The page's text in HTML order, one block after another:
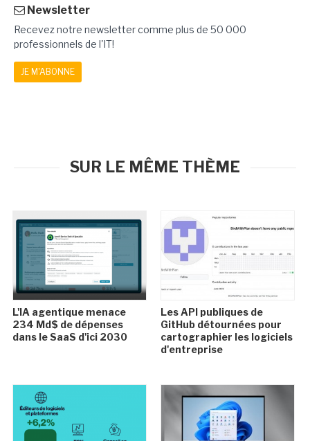
Newsletter
Recevez notre newsletter comme plus de 50 000
professionnels de l'IT!
JE M'ABONNE
SUR LE MÊME THÈME
L'IA agentique menace
234 Md$ de dépenses
dans le SaaS d'ici 2030
Les API publiques de
GitHub détournées pour
cartographier les logiciels
d'entreprise